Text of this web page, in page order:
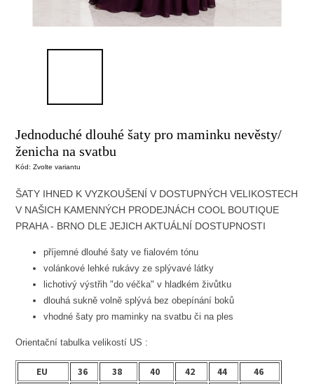
Jednoduché dlouhé šaty pro maminku nevěsty/
ženicha na svatbu
Kód: Zvolte variantu
ŠATY IHNED K VYZKOUŠENÍ V DOSTUPNÝCH VELIKOSTECH
V NAŠICH KAMENNÝCH PRODEJNÁCH COOL BOUTIQUE
PRAHA - BRNO DLE JEJICH AKTUÁLNÍ DOSTUPNOSTI
příjemné dlouhé šaty ve fialovém tónu
volánkové lehké rukávy ze splývavé látky
lichotivý výstřih "do véčka" v hladkém živůtku
dlouhá sukně volně splývá bez obepínání boků
vhodné šaty pro maminky na svatbu či na ples
Orientační tabulka velikostí US :
EU 36 38 40 42 44
46